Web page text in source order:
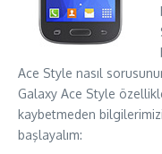
Ace Style nasıl
Galaxy Ace Style
kaybetmeden
başlayalım: